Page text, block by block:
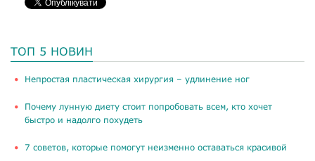
ТОП 5 НОВИН
​Непростая пластическая хирургия – удлинение ног
Почему лунную диету стоит попробовать всем, кто хочет
быстро и надолго похудеть
​7 советов, которые помогут неизменно оставаться красивой